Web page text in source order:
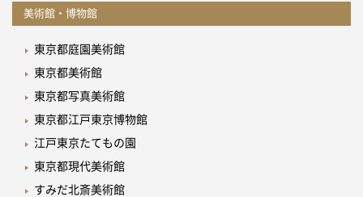
美術館・博物館
東京都庭園美術館
東京都美術館
東京都写真美術館
東京都江戸東京博物館
江戸東京たてもの園
東京都現代美術館
すみだ北斎美術館